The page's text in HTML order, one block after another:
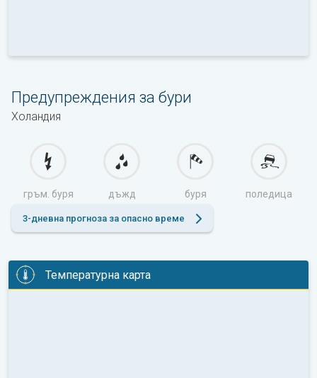
Предупреждения за бури
Холандия
гръм. буря дъжд буря поледица
3-дневна прогноза за опасно време
Температурна карта